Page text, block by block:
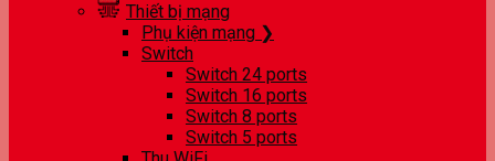
Thiết bị mạng
Phụ kiện mạng ❯
Switch
Switch 24 ports
Switch 16 ports
Switch 8 ports
Switch 5 ports